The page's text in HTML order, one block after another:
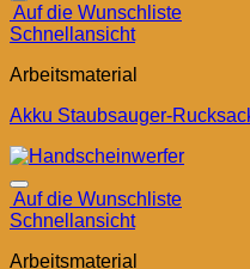
Auf die Wunschliste
Schnellansicht
Arbeitsmaterial
Akku Staubsauger-
Auf die Wunschliste
Schnellansicht
Arbeitsmaterial